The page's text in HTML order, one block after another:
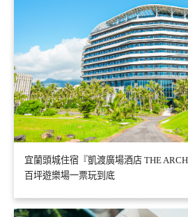
宜蘭頭城住宿『凱渡廣場酒店 THE
百坪遊樂場一票玩到底